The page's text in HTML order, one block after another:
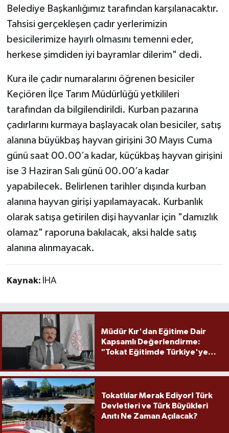
Belediye Başkanlığımız tarafından karşılanacaktır.
Tahsisi gerçekleşen çadır yerlerimizin
besicilerimize hayırlı olmasını temenni eder,
herkese şimdiden iyi bayramlar dilerim" dedi.
Kura ile çadır numaralarını öğrenen besiciler
Keçiören İlçe Tarım Müdürlüğü yetkilileri
tarafından da bilgilendirildi. Kurban pazarına
çadırlarını kurmaya başlayacak olan besiciler, satış
alanına büyükbaş hayvan girişini 30 Mayıs Cuma
günü saat 00.00’a kadar, küçükbaş hayvan girişini
ise 3 Haziran Salı günü 00.00’a kadar
yapabilecek. Belirlenen tarihler dışında kurban
alanına hayvan girişi yapılamayacak. Kurbanlık
olarak satışa getirilen dişi hayvanlar için "damızlık
olamaz" raporuna bakılacak, aksi halde satış
alanına alınmayacak.
Kaynak: İHA
Müdür Kır'dan Eğitime Dair
Kapsamlı Değerlendirme:
"Tokat Eğitimde Türkiye'ye
Tokatlılar Merak Ediyor! Türk
Devletleri ve Türk Büyükleri
Anıtı Ne Zaman Açılacak?